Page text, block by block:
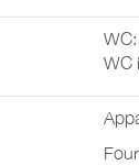
WC:
WC
Four